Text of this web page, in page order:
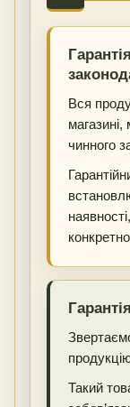
Вся
магазині,
чинного
Такий